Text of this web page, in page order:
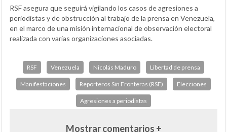
RSF asegura que seguirá vigilando los casos de agresiones a
periodistas y de obstrucción al trabajo de la prensa en Venezuela,
en el marco de una misión internacional de observación electoral
realizada con varias organizaciones asociadas.
RSF Venezuela Nicolás Maduro Libertad de prensa
Manifestaciones Reporteros Sin Fronteras (RSF) Elecciones
Agresiones a periodistas
Mostrar comentarios +